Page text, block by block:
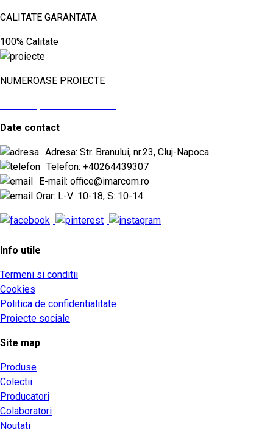
CALITATE GARANTATA
100% Calitate
NUMEROASE PROIECTE
Date contact
Adresa: Str. Branului, nr.23, Cluj-Napoca
Telefon: +40264439307
E-mail: office@imarcom.ro
Orar: L-V: 10-18, S: 10-14
Info utile
Termeni si conditii
Cookies
Politica de confidentialitate
Proiecte sociale
Site map
Produse
Colectii
Producatori
Colaboratori
Noutati